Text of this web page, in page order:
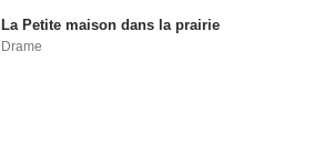
La Petite maison dans la prairie
Drame